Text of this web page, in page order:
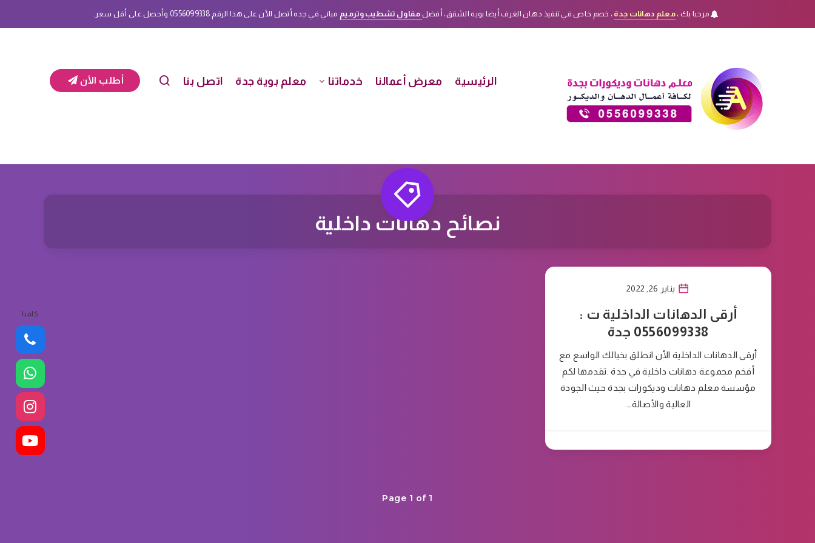
مرحبا بك ،معلم دهانات جدة ، خصم خاص في تنفيذ دهان الغرف أيضا بويه الشقق، أفضل مقاول تشطيب وترميم مباني في جده أتصل الأن على هذا الرقم 0556099338 وأحصل على أقل سعر.
الرئيسية معرض أعمالنا خدماتنا معلم بوية جدة اتصل بنا أطلب الأن
نصائح دهانات داخلية
يناير 26, 2022
أرقى الدهانات الداخلية ت :
0556099338 جدة
أرقى الدهانات الداخلية الأن انطلق بخيالك الواسع مع
أفخم مجموعة دهانات داخلية في جدة .تقدمها لكم
مؤسسة معلم دهانات وديكورات بجدة حيث الجودة
العالية والأصالة….
Page 1 of 1
كلمنا